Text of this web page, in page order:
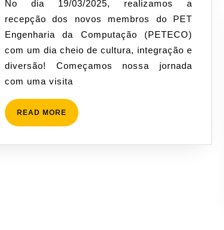
Membros
do
PETECO
No dia 19/03/2025, realizamos a
recepção dos novos membros do PET
Engenharia da Computação (PETECO)
com um dia cheio de cultura, integração e
diversão! Começamos nossa jornada
com uma visita
READ MORE READ
MORE